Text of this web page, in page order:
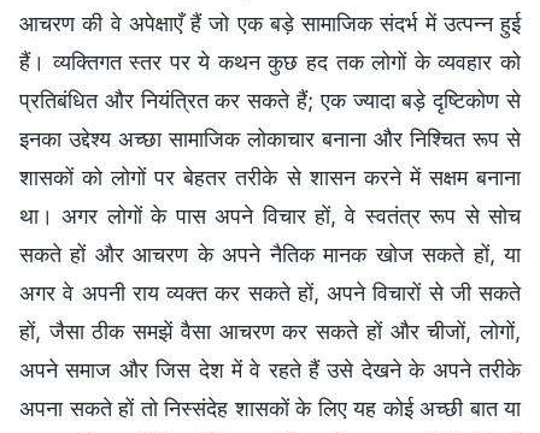
आचरण की वे अपेक्षाएँ हैं जो एक बड़े सामाजिक संदर्भ में उत्पन्न हुई
हैं। व्यक्तिगत स्तर पर ये कथन कुछ हद तक लोगों के व्यवहार को
प्रतिबंधित और नियंत्रित कर सकते हैं; एक ज्यादा बड़े दृष्टिकोण से
इनका उद्देश्य अच्छा सामाजिक लोकाचार बनाना और निश्चित रूप से
शासकों को लोगों पर बेहतर तरीके से शासन करने में सक्षम बनाना
था। अगर लोगों के पास अपने विचार हों, वे स्वतंत्र रूप से सोच
सकते हों और आचरण के अपने नैतिक मानक खोज सकते हों, या
अगर वे अपनी राय व्यक्त कर सकते हों, अपने विचारों से जी सकते
हों, जैसा ठीक समझें वैसा आचरण कर सकते हों और चीजों, लोगों,
अपने समाज और जिस देश में वे रहते हैं उसे देखने के अपने तरीके
अपना सकते हों तो निस्संदेह शासकों के लिए यह कोई अच्छी बात या